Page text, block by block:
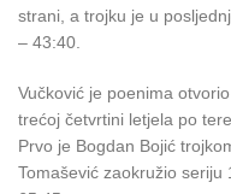
strani, a trojku je u
– 43:40.
Vučković je poenima
trećoj četvrtini letjela po
Prvo je Bogdan Bojić
Tomašević zaokružio